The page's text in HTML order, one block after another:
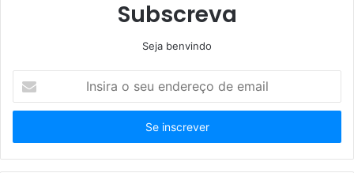
Subscreva
Seja benvindo
seu
de
email